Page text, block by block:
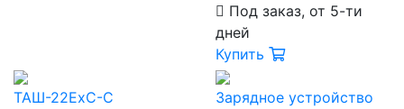
Под заказ, от 5-ти
дней
Купить
ТАШ-22ExC-C
Зарядное устройство